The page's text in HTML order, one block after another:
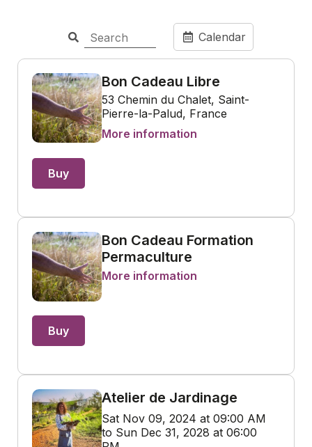
Calendar
Bon Cadeau Libre
53 Chemin du Chalet, Saint-
Pierre-la-Palud, France
More information
Buy
Bon Cadeau Formation
Permaculture
More information
Buy
Atelier de Jardinage
Sat Nov 09, 2024 at 09:00 AM
to Sun Dec 31, 2028 at 06:00